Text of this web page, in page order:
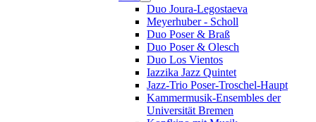
Duo Joura-Legostaeva
Meyerhuber - Scholl
Duo Poser & Braß
Duo Poser & Olesch
Duo Los Vientos
Iazzika Jazz Quintet
Jazz-Trio Poser-Troschel-Haupt
Kammermusik-Ensembles der
Universität Bremen